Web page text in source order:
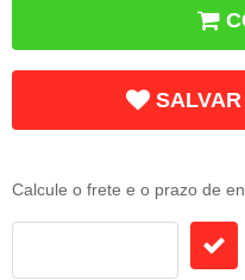
Calcule o frete e o prazo de